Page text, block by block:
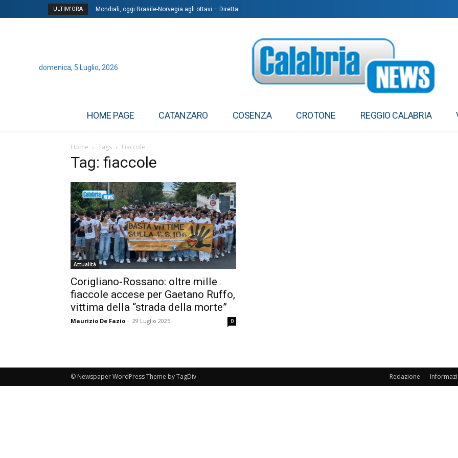
ULTIM'ORA Mondiali, oggi Brasile-Norvegia agli ottavi – Diretta
domenica, 5 Luglio, 2026
HOME PAGE CATANZARO COSENZA CROTONE REGGIO CALABRIA
Home Tags Fiaccole
Tag: fiaccole
Attualità
Corigliano-Rossano: oltre mille
fiaccole accese per Gaetano Ruffo,
vittima della “strada della morte”
Maurizio De Fazio - 29 Luglio 2025 0
Redazione
© Newspaper WordPress Theme by TagDiv